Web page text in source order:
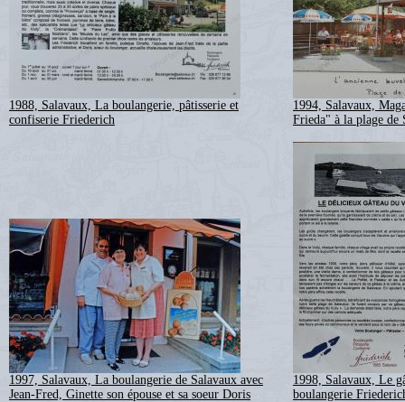
1988, Salavaux, La boulangerie, pâtisserie et
confiserie Friederich
1994, Salavaux,
Frieda" à la plage de
1997, Salavaux, La boulangerie de Salavaux avec
Jean-Fred, Ginette son épouse et sa soeur Doris
1998, Salavaux, Le
boulangerie